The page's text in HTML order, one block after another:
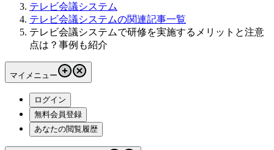
テレビ会議システム
テレビ会議システムの関連記事一覧
テレビ会議システムで研修を実施するメリットと注意
点は？事例も紹介
マイメニュー
ログイン
無料会員登録
あなたの閲覧履歴